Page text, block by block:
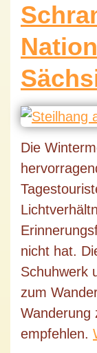
Die
nicht hat.
Schuhwerk
zum
Wanderung
empfehlen.